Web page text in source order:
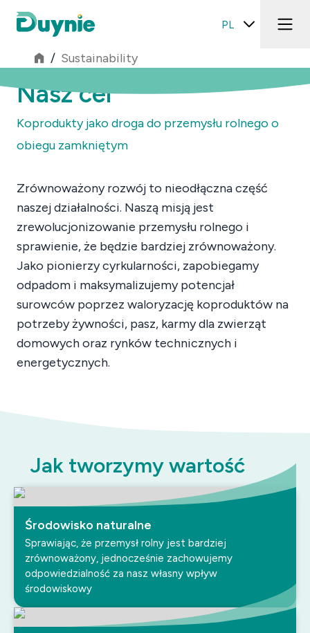
PL
/ Sustainability
Nasz cel
Koprodukty jako droga do przemysłu rolnego o
obiegu zamkniętym
Zrównoważony rozwój to nieodłączna część
naszej działalności. Naszą misją jest
zrewolucjonizowanie przemysłu rolnego i
sprawienie, że będzie bardziej zrównoważony.
Jako pionierzy cyrkularności, zapobiegamy
odpadom i maksymalizujemy potencjał
surowców poprzez waloryzację koproduktów na
potrzeby żywności, pasz, karmy dla zwierząt
domowych oraz rynków technicznych i
energetycznych.
Jak tworzymy wartość
Środowisko naturalne
Sprawiając, że przemysł rolny jest bardziej
zrównoważony, jednocześnie zachowujemy
odpowiedzialność za nasz własny wpływ
środowiskowy